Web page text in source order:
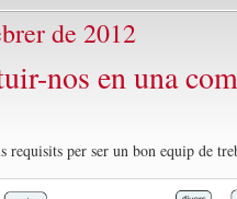
de 2012
nos en una
requisits per ser un bon equip de